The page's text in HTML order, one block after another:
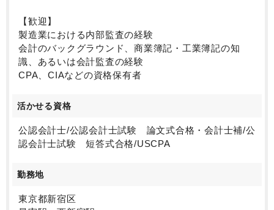
【歓迎】
製造業における内部監査の経験
会計のバックグラウンド、商業簿記・工業簿記の知
識、あるいは会計監査の経験
CPA、CIAなどの資格保有者
活かせる資格
公認会計士/公認会計士試験 論文式合格・会計士補/公
認会計士試験 短答式合格/USCPA
勤務地
東京都新宿区